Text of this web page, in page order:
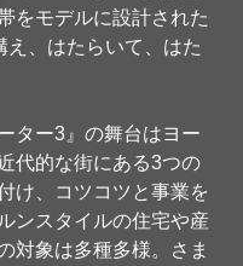
をモデルに設計された
、はたらいて、はた
ター3』の舞台はヨー
代的な街にある3つの
け、コツコツと事業を
ンスタイルの住宅や産
対象は多種多様。さま